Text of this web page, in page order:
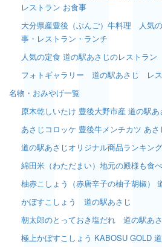
レストラン お食事
大分県産豊後（ぶんご）牛料理 人気
事・レストラン・ランチ
人気の定食 道の駅あさじのレストラン
フォトギャラリー 道の駅あさじ レ
名物・おみやげ一覧
原木乾しいたけ 豊後大野市産 道の駅あ
あさじコロッケ 豊後牛メンチカツ あさ
道の駅あさじオリジナル商品ランキング
綿田米（わただまい）地元の殿様も食
柚赤こしょう（赤唐辛子の柚子胡椒）
かぼすこしょう 道の駅あさじ
朝太郎のとっておき塩だれ 道の駅あ
極上かぼすこしょう KABOSU GOLD